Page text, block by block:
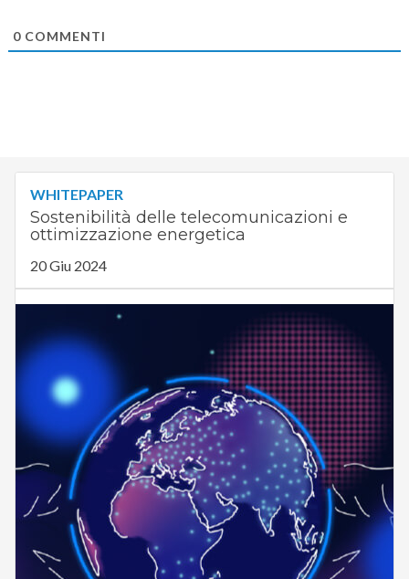
0COMMENTI
WHITEPAPER
Sostenibilità delle telecomunicazioni e
ottimizzazione energetica
20 Giu 2024